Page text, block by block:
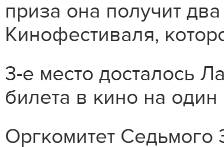
приза она получит
Кинофестиваля,
3-е место досталось
билета в кино на
Оргкомитет